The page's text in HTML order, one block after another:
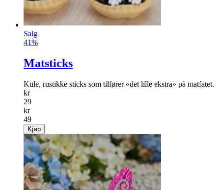
Salg
41%
Matsticks
Kule, rustikke sticks som tilfører «det lille ekstra» på matfatet.
kr
29
kr
49
Kjøp